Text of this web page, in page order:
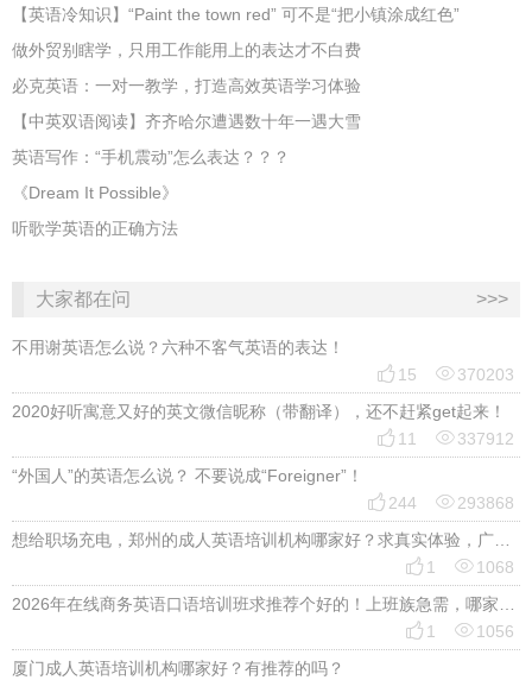
​【英语冷知识】“Paint the town red” 可不是“把小镇涂成红色”
做外贸别瞎学，只用工作能用上的表达才不白费
必克英语：一对一教学，打造高效英语学习体验
【中英双语阅读】齐齐哈尔遭遇数十年一遇大雪
英语写作：“手机震动”怎么表达？？？
《Dream It Possible》
听歌学英语的正确方法
大家都在问 >>>
不用谢英语怎么说？六种不客气英语的表达！
 15 370203
2020好听寓意又好的英文微信昵称（带翻译），还不赶紧get起来！
 11 337912
“外国人”的英语怎么说？ 不要说成“Foreigner”！
 244 293868
想给职场充电，郑州的成人英语培训机构哪家好？求真实体验，广告勿扰，感谢！
 1 1068
2026年在线商务英语口语培训班求推荐个好的！上班族急需，哪家好？
 1 1056
厦门成人英语培训机构哪家好？有推荐的吗？